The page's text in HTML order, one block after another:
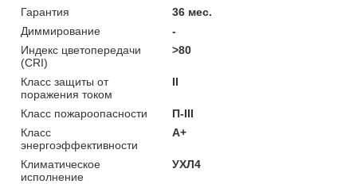
Гарантия
36 мес.
Диммирование
-
Индекс цветопередачи
(CRI)
>80
Класс защиты от
поражения током
II
Класс пожароопасности
П-ІІІ
Класс
энергоэффективности
A+
Климатическое
исполнение
УХЛ4